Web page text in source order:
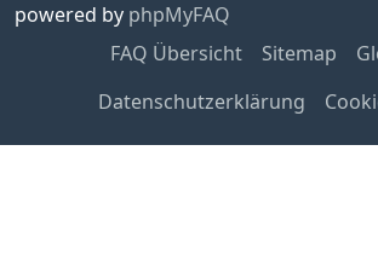
powered by phpMyFAQ
FAQ Übersicht
Sitemap
Datenschutzerklärung